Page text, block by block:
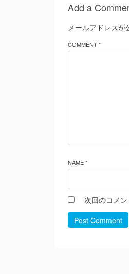
Add a
メールアドレスが
COMMENT *
NAME *
次回のコメ
Post Comment